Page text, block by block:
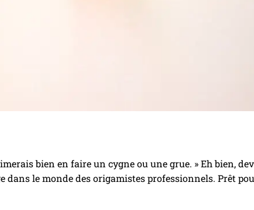
bien en faire un cygne ou une grue. » Eh bien,
dans le monde des origamistes professionnels. Prêt